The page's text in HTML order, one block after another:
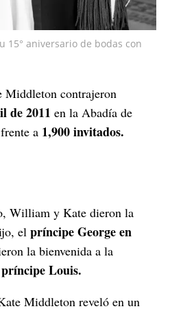
15° aniversario de bodas con
contrajeron
de 2011 en la Abadía de
a 1,900 invitados.
William y Kate dieron la
el príncipe George en
la bienvenida a la
Louis.
Middleton reveló en un